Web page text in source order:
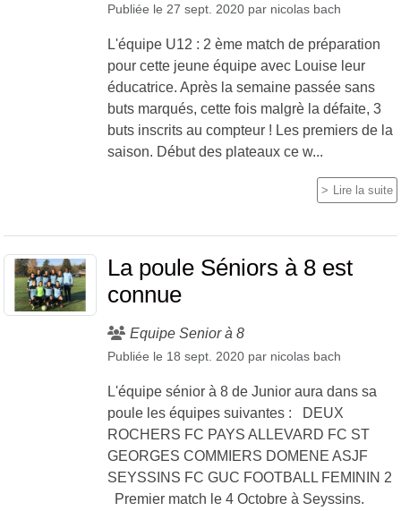
Publiée le 27 sept. 2020 par nicolas bach
L'équipe U12 : 2 ème match de préparation
pour cette jeune équipe avec Louise leur
éducatrice. Après la semaine passée sans
buts marqués, cette fois malgrè la défaite, 3
buts inscrits au compteur ! Les premiers de la
saison. Début des plateaux ce w...
Lire la suite
La poule Séniors à 8 est
connue
Equipe Senior à 8
Publiée le 18 sept. 2020 par nicolas bach
L'équipe sénior à 8 de Junior aura dans sa
poule les équipes suivantes : DEUX
ROCHERS FC PAYS ALLEVARD FC ST
GEORGES COMMIERS DOMENE ASJF
SEYSSINS FC GUC FOOTBALL FEMININ 2
Premier match le 4 Octobre à Seyssins.